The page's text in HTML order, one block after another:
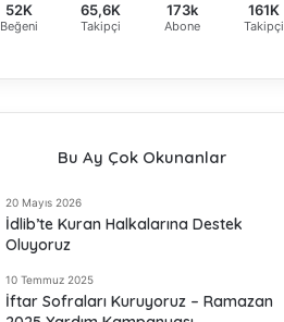
52K
Beğeni
65,6K
Takipçi
173k
Abone
161K
Takipçi
Bu Ay Çok Okunanlar
20 Mayıs 2026
İdlib’te Kuran Halkalarına Destek
Oluyoruz
10 Temmuz 2025
İftar Sofraları Kuruyoruz – Ramazan